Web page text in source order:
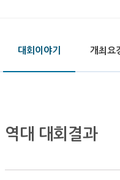
대회이야기 개최요
역대 대회결과